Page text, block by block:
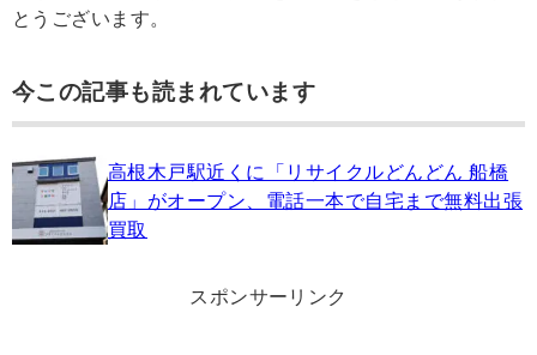
とうございます。
今この記事も読まれています
高根木戸駅近くに「リサイクルどんどん 船橋
店」がオープン、電話一本で自宅まで無料出張
買取
スポンサーリンク